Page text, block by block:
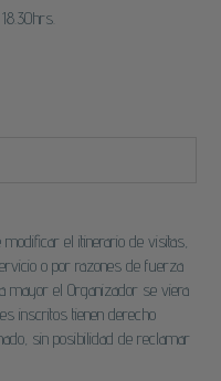
el itinerario de visitas,
o por razones de fuerza
mayor el Organizador se viera
inscritos tienen derecho
sin posibilidad de reclamar